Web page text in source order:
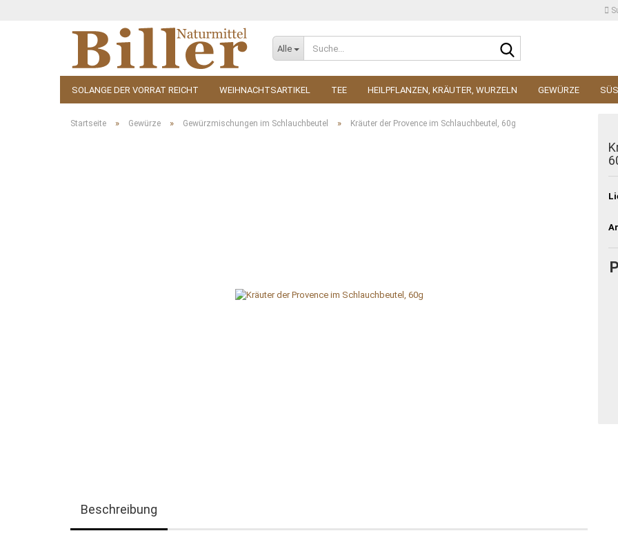
Alle
SOLANGE DER VORRAT REICHT WEIHNACHTSARTIKEL TEE HEILPFLANZEN, KRÄUTER, WURZELN GEWÜRZE
KOSMETIK ZUBEHÖR
Startseite » Gewürze » Gewürzmischungen im Schlauchbeutel » Kräuter der Provence im Schlauchbeutel, 60g
Beschreibung